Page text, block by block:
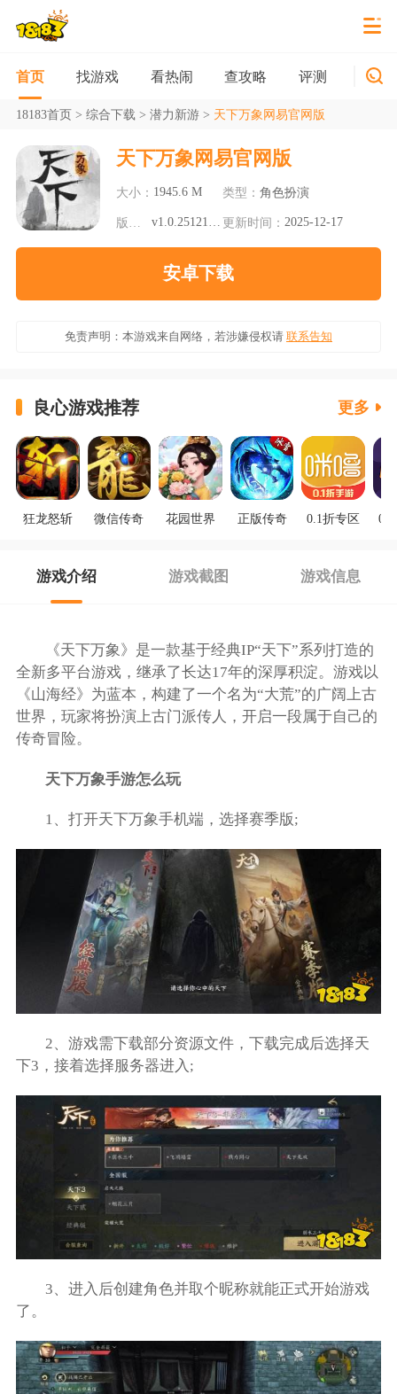
首页 找游戏 看热闹 查攻略 评测 新游
18183首页> 综合下载> 潜力新游> 天下万象网易官网版
天下万象网易官网版
大小： 1945.6 M 类型： 角色扮演
更新时间： 2025-12-17
安卓下载
免责声明：本游戏来自网络，若涉嫌侵权请 联系告知
良心游戏推荐 更多
狂龙怒斩 微信传奇 花园世界 正版传奇 0.1折专区
游戏介绍 游戏截图 游戏信息
《天下万象》是一款基于经典IP“天下”系列打造的
全新多平台游戏，继承了长达17年的深厚积淀。游戏以
《山海经》为蓝本，构建了一个名为“大荒”的广阔上古
世界，玩家将扮演上古门派传人，开启一段属于自己的
传奇冒险。
天下万象手游怎么玩
1、打开天下万象手机端，选择赛季版;
2、游戏需下载部分资源文件，下载完成后选择天
下3，接着选择服务器进入;
3、进入后创建角色并取个昵称就能正式开始游戏
了。